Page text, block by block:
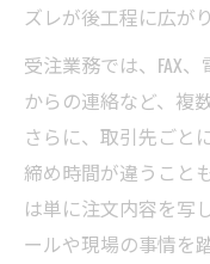
ズレが後工程に広が
受注業務では、FAX
からの連絡など、複
さらに、取引先ごと
締め時間が違うこと
は単に注文内容を写
ールや現場の事情を